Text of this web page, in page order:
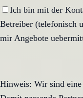
Ich bin mit der
Betreiber (telefonisch
mir Angebote
Hinweis: Wir sind